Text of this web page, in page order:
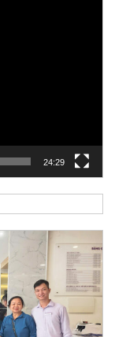
24:29